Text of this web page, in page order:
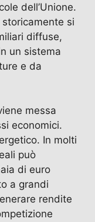
dell’Unione.
si
diffuse,
un sistema
e da
messa
economici.
In molti
può
di euro
a grandi
rendite